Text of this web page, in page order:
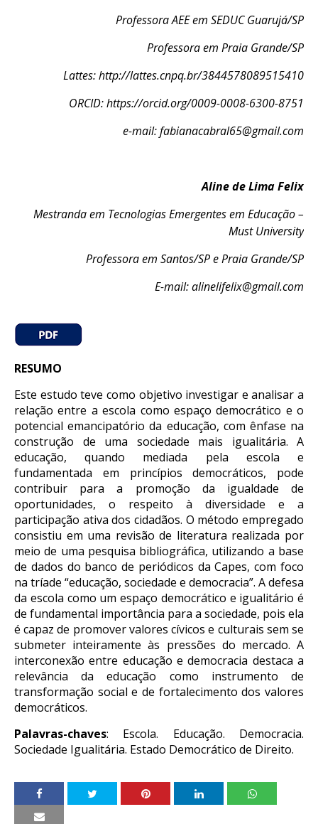
Professora AEE em SEDUC Guarujá/SP
Professora em Praia Grande/SP
Lattes:http://lattes.cnpq.br/3844578089515410
ORCID:https://orcid.org/0009-0008-6300-8751
e-mail:fabianacabral65@gmail.com
Aline de Lima Felix
Mestranda em Tecnologias Emergentes em Educação –
Must University
Professora em Santos/SP e Praia Grande/SP
E-mail:alinelifelix@gmail.com
RESUMO
Este estudo teve como objetivo investigar e analisar a
relação entre a escola como espaço democrático e o
potencial emancipatório da educação, com ênfase na
construção de uma sociedade mais igualitária. A
educação, quando mediada pela escola e
fundamentada em princípios democráticos, pode
contribuir para a promoção da igualdade de
oportunidades, o respeito à diversidade e a
participação ativa dos cidadãos. O método empregado
consistiu em uma revisão de literatura realizada por
meio de uma pesquisa bibliográfica, utilizando a base
de dados do banco de periódicos da Capes, com foco
na tríade “educação, sociedade e democracia”. A defesa
da escola como um espaço democrático e igualitário é
de fundamental importância para a sociedade, pois ela
é capaz de promover valores cívicos e culturais sem se
submeter inteiramente às pressões do mercado. A
interconexão entre educação e democracia destaca a
relevância da educação como instrumento de
transformação social e de fortalecimento dos valores
democráticos.
Palavras-chaves: Escola. Educação. Democracia.
Sociedade Igualitária. Estado Democrático de Direito.